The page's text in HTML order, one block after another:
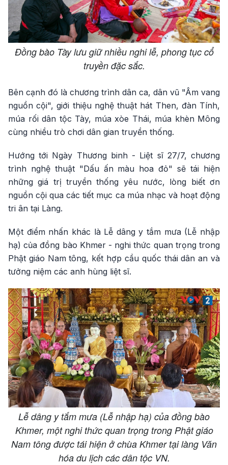
Đồng bào Tày lưu giữ nhiều nghi lễ, phong tục cổ
truyền đặc sắc.
Bên cạnh đó là chương trình dân ca, dân vũ "Âm vang
nguồn cội", giới thiệu nghệ thuật hát Then, đàn Tính,
múa rối dân tộc Tày, múa xòe Thái, múa khèn Mông
cùng nhiều trò chơi dân gian truyền thống.
Hướng tới Ngày Thương binh - Liệt sĩ 27/7, chương
trình nghệ thuật "Dấu ấn màu hoa đỏ" sẽ tái hiện
những giá trị truyền thống yêu nước, lòng biết ơn
nguồn cội qua các tiết mục ca múa nhạc và hoạt động
tri ân tại Làng.
Một điểm nhấn khác là Lễ dâng y tắm mưa (Lễ nhập
hạ) của đồng bào Khmer - nghi thức quan trọng trong
Phật giáo Nam tông, kết hợp cầu quốc thái dân an và
tưởng niệm các anh hùng liệt sĩ.
Lễ dâng y tắm mưa (Lễ nhập hạ) của đồng bào
Khmer, một nghi thức quan trọng trong Phật giáo
Nam tông được tái hiện ở chùa Khmer tại làng Văn
hóa du lịch các dân tộc VN.